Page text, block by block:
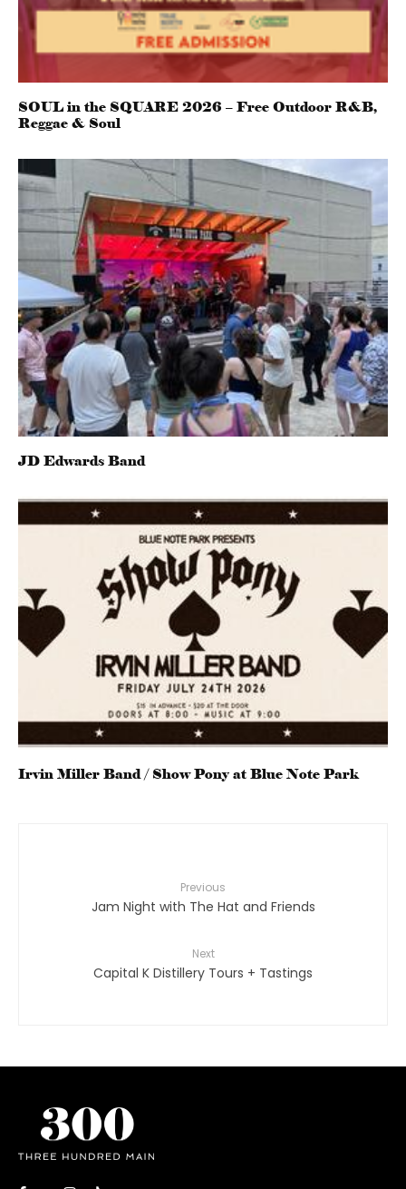
SOUL in the SQUARE 2026 – Free Outdoor R&B,
Reggae & Soul
JD Edwards Band
Irvin Miller Band / Show Pony at Blue Note Park
Previous
Jam Night with The Hat and Friends
Next
Capital K Distillery Tours + Tastings